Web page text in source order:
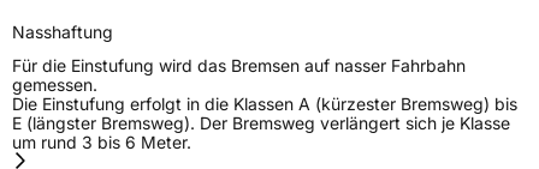
Nasshaftung
Für die Einstufung wird das Bremsen auf nasser Fahrbahn
gemessen.
Die Einstufung erfolgt in die Klassen A (kürzester Bremsweg) bis
E (längster Bremsweg). Der Bremsweg verlängert sich je Klasse
um rund 3 bis 6 Meter.